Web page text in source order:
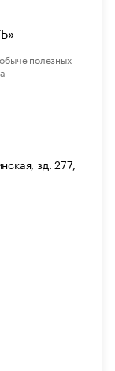
полезных
зд. 277,